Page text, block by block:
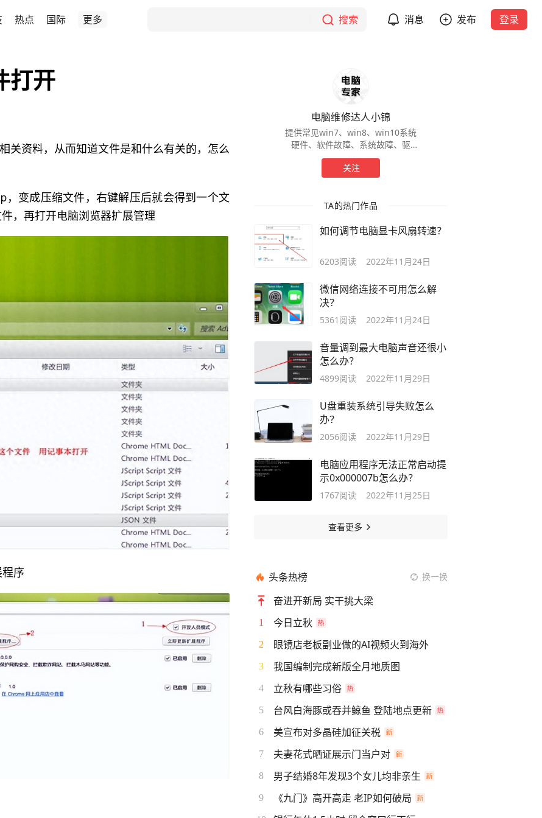
热点 国际 更多 搜索 消息 发布 登录
打开
关资料，从而知道文件是和什么有关的，怎么
，变成压缩文件，右键解压后就会得到一个文
，再打开电脑浏览器扩展管理
序
电脑维修达人小锦
提供常见win7、win8、win10系统
硬件、软件故障、系统故障、驱
动、软件、网络问题、系统权限问
题、屏幕黑屏蓝屏、系统bug、显
卡问题、
关注
TA的热门作品
如何调节电脑显卡风扇转速？
6203阅读 2022年11月24日
微信网络连接不可用怎么解
决？
5361 阅读 2022年11月24日
音量调到最大电脑声音还很小
怎么办？
4899阅读 2022年11月29日
U盘重装系统引导失败怎么
办？
2056阅读 2022年11月29日
电脑应用程序无法正常启动提
示0x000007b怎么办？
1767阅读 2022年11月25日
查看更多
头条热榜 换一换
奋进开新局 实干挑大梁
1 今日立秋
2 眼镜店老板副业做的AI视频火到海外
3 我国编制完成新版全月地质图
4 立秋有哪些习俗
5 台风白海豚或吞并鲸鱼 登陆地点更新
6 美宣布对多晶硅加征关税
7 夫妻花式晒证展示门当户对
8 男子结婚8年发现3个女儿均非亲生
9 《九门》高开高走 老IP如何破局